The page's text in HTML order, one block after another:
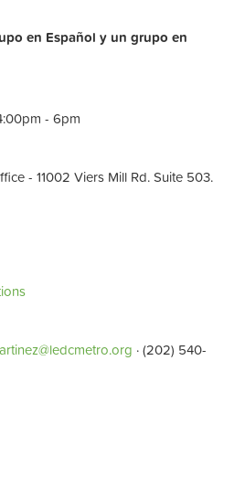
en Español y un grupo en
- 6pm
- 11002 Viers Mill Rd. Suite 503.
· (202) 540-